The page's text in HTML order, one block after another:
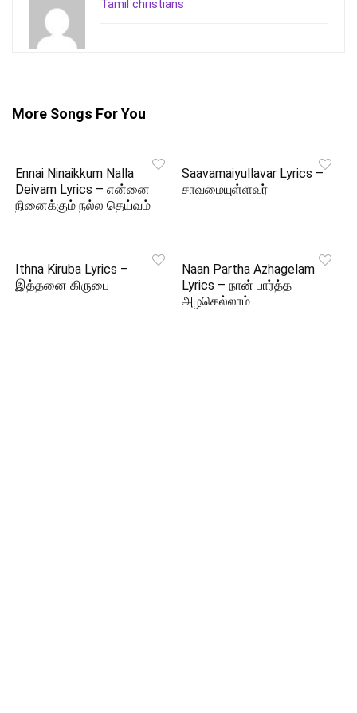
Tamil christians
More Songs For You
Ennai Ninaikkum Nalla
Deivam Lyrics – என்னை
நினைக்கும் நல்ல தெய்வம்
Saavamaiyullavar Lyrics –
சாவமையுள்ளவர்
Ithna Kiruba Lyrics –
இத்தனை கிருபை
Naan Partha Azhagelam
Lyrics – நான் பார்த்த
அழகெல்லாம்